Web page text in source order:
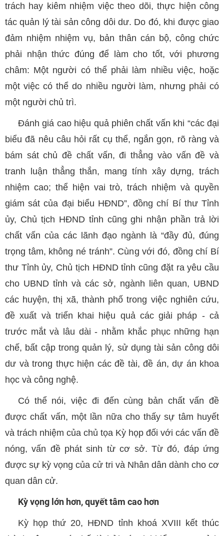
trách hay kiêm nhiệm việc theo dõi, thực hiện công
tác quản lý tài sản công dôi dư. Do đó, khi được giao
đảm nhiệm nhiệm vụ, bản thân cán bộ, công chức
phải nhận thức đúng để làm cho tốt, với phương
châm: Một người có thể phải làm nhiều việc, hoặc
một việc có thể do nhiều người làm, nhưng phải có
một người chủ trì.
Đánh giá cao hiệu quả phiên chất vấn khi “các đại
biểu đã nêu câu hỏi rất cụ thể, ngắn gọn, rõ ràng và
bám sát chủ đề chất vấn, đi thẳng vào vấn đề và
tranh luận thẳng thắn, mang tính xây dựng, trách
nhiệm cao; thể hiện vai trò, trách nhiệm và quyền
giám sát của đại biểu HĐND”, đồng chí Bí thư Tỉnh
ủy, Chủ tịch HĐND tỉnh cũng ghi nhận phần trả lời
chất vấn của các lãnh đạo ngành là “đầy đủ, đúng
trọng tâm, không né tránh”. Cùng với đó, đồng chí Bí
thư Tỉnh ủy, Chủ tịch HĐND tỉnh cũng đặt ra yêu cầu
cho UBND tỉnh và các sở, ngành liên quan, UBND
các huyện, thị xã, thành phố trong việc nghiên cứu,
đề xuất và triển khai hiệu quả các giải pháp - cả
trước mắt và lâu dài - nhằm khắc phục những hạn
chế, bất cập trong quản lý, sử dụng tài sản công dôi
dư và trong thực hiện các đề tài, đề án, dự án khoa
học và công nghệ.
Có thể nói, việc đi đến cùng bản chất vấn đề
được chất vấn, một lần nữa cho thấy sự tâm huyết
và trách nhiệm của chủ tọa Kỳ họp đối với các vấn đề
nóng, vấn đề phát sinh từ cơ sở. Từ đó, đáp ứng
được sự kỳ vọng của cử tri và Nhân dân dành cho cơ
quan dân cử.
Kỳ vọng lớn hơn, quyết tâm cao hơn
Kỳ họp thứ 20, HĐND tỉnh khoá XVIII kết thúc